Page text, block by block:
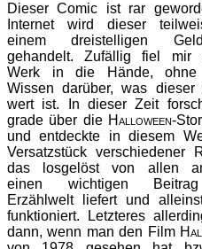
Dieser Comic ist rar
Internet wird dieser
einem dreistelligen
gehandelt. Zufällig fiel mir
Werk in die Hände, ohne
Wissen darüber, was dieser
wert ist. In dieser Zeit
grade über die Halloween-
und entdeckte in diesem
Versatzstück verschiedener
das losgelöst von allen
einen wichtigen
Erzählwelt liefert und
funktioniert. Letzteres
dann, wenn man den Film